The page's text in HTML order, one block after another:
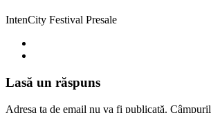
IntenCity Festival Presale
Lasă un răspuns
Adresa ta de email nu va fi publicată.